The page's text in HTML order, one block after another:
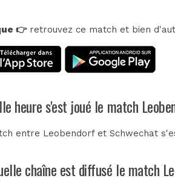
👉retrouvez ce match et bien
heure s'est joué le match
entre Leobendorf et Schwechat
chaîne est diffusé le match